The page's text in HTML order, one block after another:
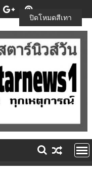
ปิดโหมดสีเทา